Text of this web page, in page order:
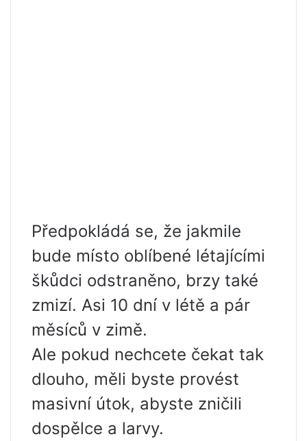
Předpokládá se, že jakmile
bude místo oblíbené létajícími
škůdci odstraněno, brzy také
zmizí. Asi 10 dní v létě a pár
měsíců v zimě.
Ale pokud nechcete čekat tak
dlouho, měli byste provést
masivní útok, abyste zničili
dospělce a larvy.